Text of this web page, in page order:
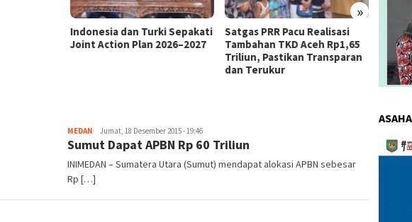
»
Satgas PRR Pacu Realisasi
Tambahan TKD Aceh Rp1,65
Kemnaker Berhasil Mediasi
Perselisihan PHK PT Amos
Indah Indonesia Perselisihan
PHK PT Amos Indah Indonesia
The
MEDAN redaksi
Jumat, 18 Desember 2015 - 19:46
Sumut Dapat APBN Rp 60 Triliun
INIMEDAN – Sumatera Utara (Sumut) mendapat alokasi APBN sebesar
Rp […]
Video